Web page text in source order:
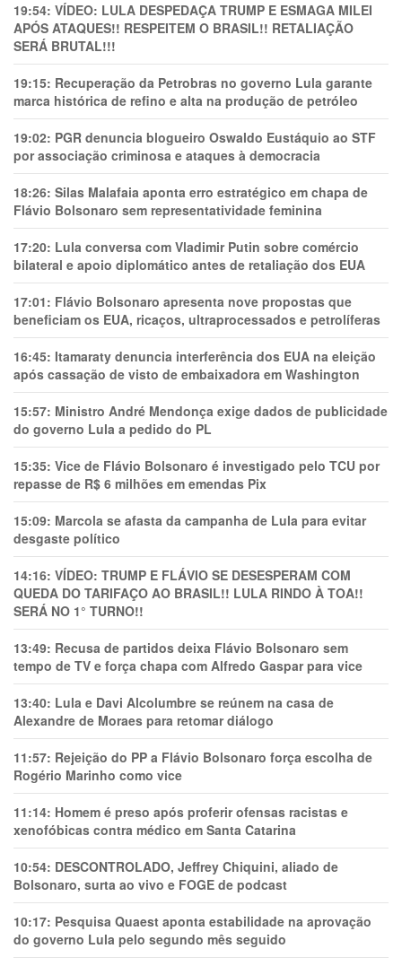
19:54: VÍDEO: LULA DESPEDAÇA TRUMP E ESMAGA MILEI
APÓS ATAQUES!! RESPEITEM O BRASIL!! RETALIAÇÃO
SERÁ BRUTAL!!!
19:15: Recuperação da Petrobras no governo Lula garante
marca histórica de refino e alta na produção de petróleo
19:02: PGR denuncia blogueiro Oswaldo Eustáquio ao STF
por associação criminosa e ataques à democracia
18:26: Silas Malafaia aponta erro estratégico em chapa de
Flávio Bolsonaro sem representatividade feminina
17:20: Lula conversa com Vladimir Putin sobre comércio
bilateral e apoio diplomático antes de retaliação dos EUA
17:01: Flávio Bolsonaro apresenta nove propostas que
beneficiam os EUA, ricaços, ultraprocessados e petrolíferas
16:45: Itamaraty denuncia interferência dos EUA na eleição
após cassação de visto de embaixadora em Washington
15:57: Ministro André Mendonça exige dados de publicidade
do governo Lula a pedido do PL
15:35: Vice de Flávio Bolsonaro é investigado pelo TCU por
repasse de R$ 6 milhões em emendas Pix
15:09: Marcola se afasta da campanha de Lula para evitar
desgaste político
14:16: VÍDEO: TRUMP E FLÁVIO SE DESESPERAM COM
QUEDA DO TARIFAÇO AO BRASIL!! LULA RINDO À TOA!!
SERÁ NO 1° TURNO!!
13:49: Recusa de partidos deixa Flávio Bolsonaro sem
tempo de TV e força chapa com Alfredo Gaspar para vice
13:40: Lula e Davi Alcolumbre se reúnem na casa de
Alexandre de Moraes para retomar diálogo
11:57: Rejeição do PP a Flávio Bolsonaro força escolha de
Rogério Marinho como vice
11:14: Homem é preso após proferir ofensas racistas e
xenofóbicas contra médico em Santa Catarina
10:54: DESCONTROLADO, Jeffrey Chiquini, aliado de
Bolsonaro, surta ao vivo e FOGE de podcast
10:17: Pesquisa Quaest aponta estabilidade na aprovação
do governo Lula pelo segundo mês seguido